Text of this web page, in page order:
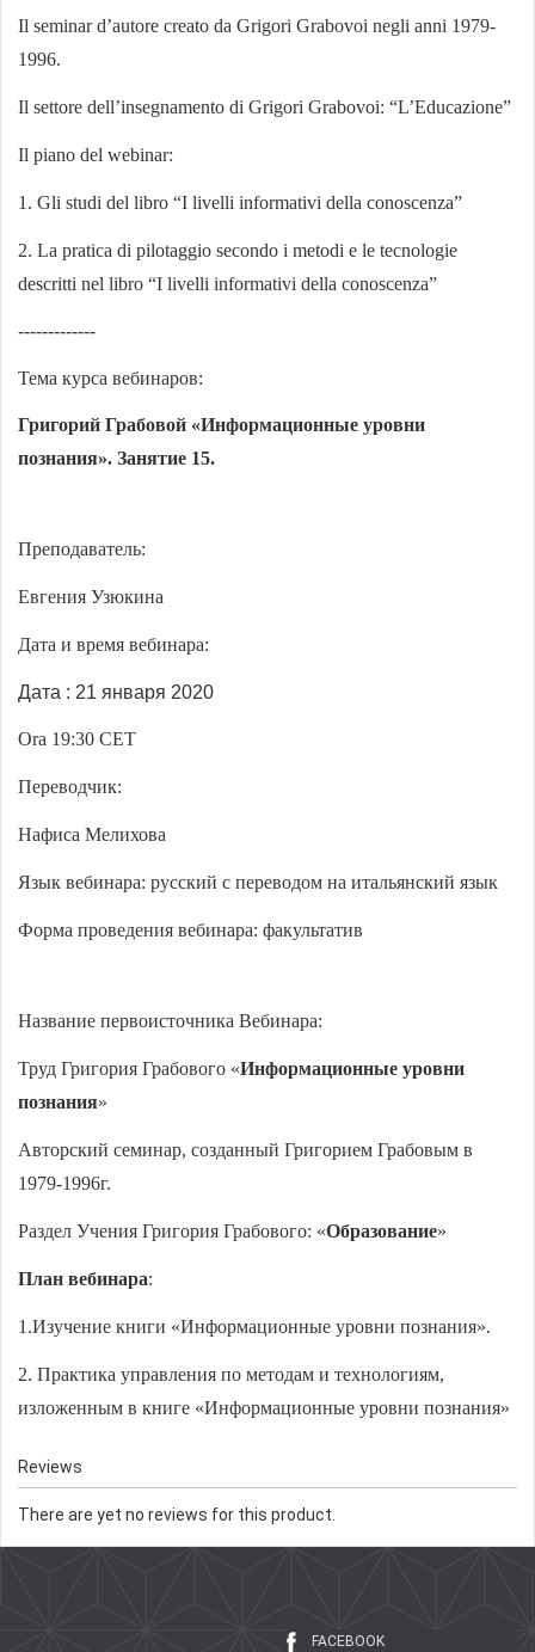
Il seminar d’autore creato da Grigori Grabovoi negli anni 1979-
1996.
Il settore dell’insegnamento di Grigori Grabovoi: “L’Educazione”
Il piano del webinar:
1. Gli studi del libro “I livelli informativi della conoscenza”
2. La pratica di pilotaggio secondo i metodi e le tecnologie
descritti nel libro “I livelli informativi della conoscenza”
-------------
Тема курса вебинаров:
Григорий Грабовой «Информационные уровни
познания». Занятие 15.
Преподаватель:
Евгения Узюкина
Дата и время вебинара:
Дата : 21 января 2020
Ora 19:30 CET
Переводчик:
Нафиса Мелихова
Язык вебинара: русский с переводом на итальянский язык
Форма проведения вебинара: факультатив
Название первоисточника Вебинара:
Труд Григория Грабового «Информационные уровни
познания»
Авторский семинар, созданный Григорием Грабовым в
1979-1996г.
Раздел Учения Григория Грабового: «Образование»
План вебинара:
1.Изучение книги «Информационные уровни познания».
2. Практика управления по методам и технологиям,
изложенным в книге «Информационные уровни познания»
Reviews
There are yet no reviews for this product.
FACEBOOK